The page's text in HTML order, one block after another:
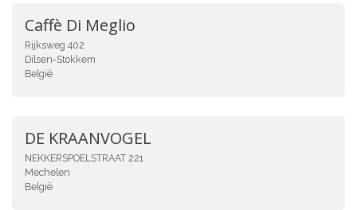
Caffè Di Meglio
Rijksweg 402
Dilsen-Stokkem
België
DE KRAANVOGEL
NEKKERSPOELSTRAAT 221
Mechelen
België